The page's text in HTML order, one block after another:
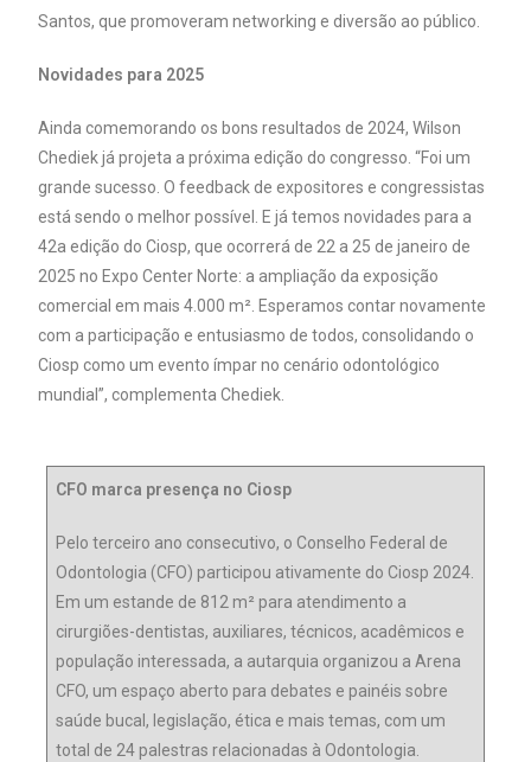
Santos, que promoveram networking e diversão ao público.
Novidades para 2025
Ainda comemorando os bons resultados de 2024, Wilson
Chediek já projeta a próxima edição do congresso. “Foi um
grande sucesso. O feedback de expositores e congressistas
está sendo o melhor possível. E já temos novidades para a
42a edição do Ciosp, que ocorrerá de 22 a 25 de janeiro de
2025 no Expo Center Norte: a ampliação da exposição
comercial em mais 4.000 m². Esperamos contar novamente
com a participação e entusiasmo de todos, consolidando o
Ciosp como um evento ímpar no cenário odontológico
mundial”, complementa Chediek.
CFO marca presença no Ciosp
Pelo terceiro ano consecutivo, o Conselho Federal de
Odontologia (CFO) participou ativamente do Ciosp 2024.
Em um estande de 812 m² para atendimento a
cirurgiões-dentistas, auxiliares, técnicos, acadêmicos e
população interessada, a autarquia organizou a Arena
CFO, um espaço aberto para debates e painéis sobre
saúde bucal, legislação, ética e mais temas, com um
total de 24 palestras relacionadas à Odontologia.